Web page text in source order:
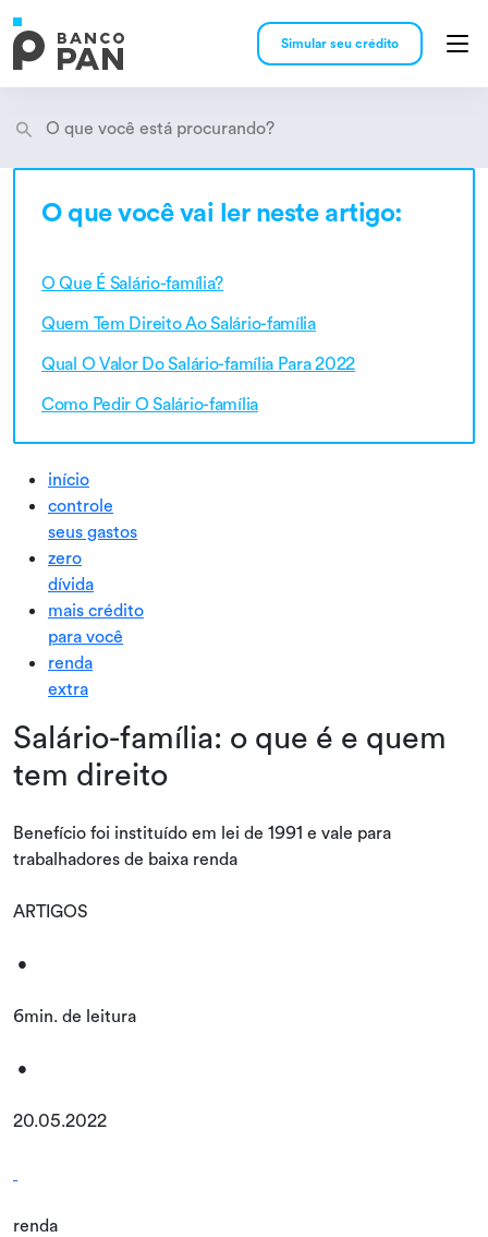
Simular seu crédito
Encontramos
O que você vai ler neste artigo:
O Que É Salário-família?
Quem Tem Direito Ao Salário-família
Qual O Valor Do Salário-família Para 2022
Como Pedir O Salário-família
início
controle
seus gastos
zero
dívida
mais crédito
para você
renda
extra
Salário-família: o que é e quem
tem direito
Benefício foi instituído em lei de 1991 e vale para
trabalhadores de baixa renda
ARTIGOS
•
6min. de leitura
•
20.05.2022
renda